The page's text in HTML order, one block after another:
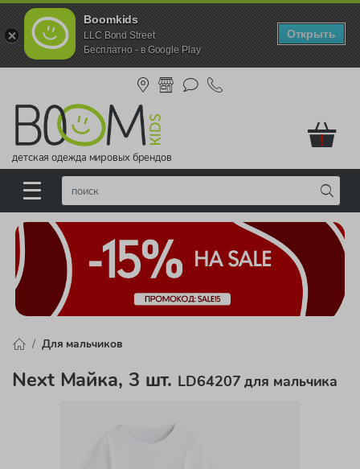
Boomkids
LLC Bond Street
Бесплатно - в Google Play
Открыть
детская одежда мировых брендов
!
Для мальчиков
Next Майка, 3 шт. LD64207 для мальчика